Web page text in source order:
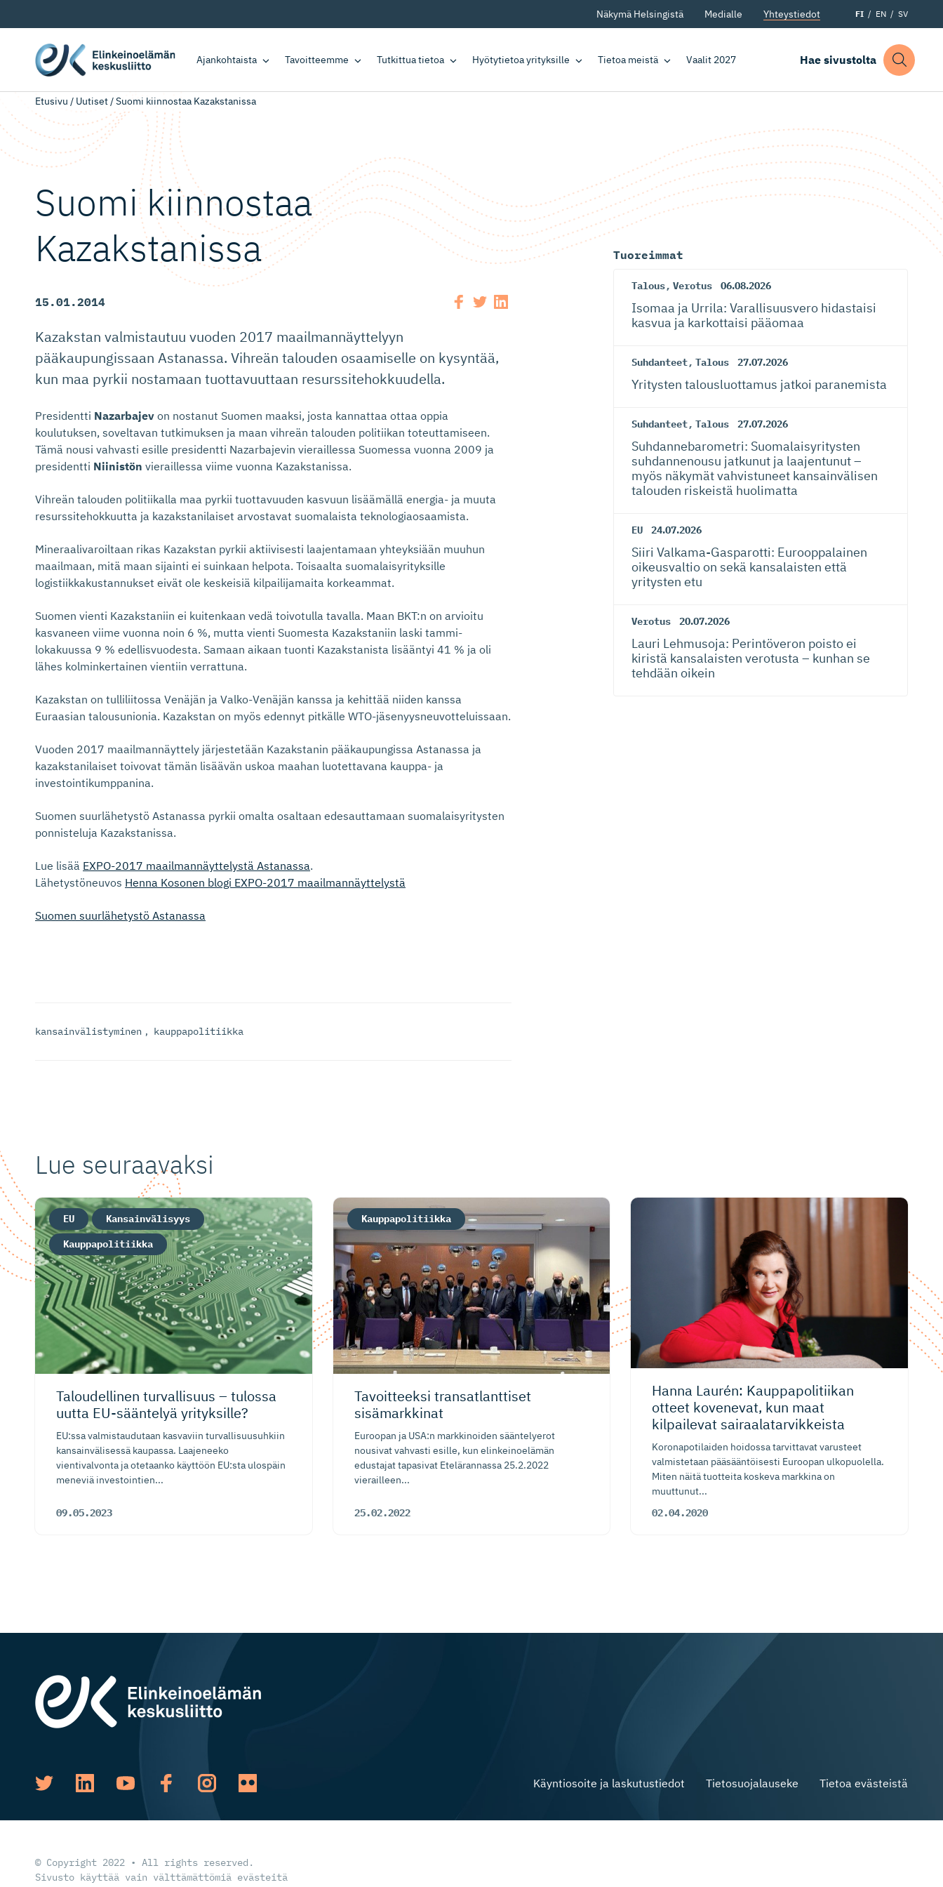
Näkymä Helsingistä Medialle Yhteystiedot FI EN SV
Ajankohtaista Tavoitteemme Tutkittua tietoa Hyötytietoa yrityksille Tietoa meistä Vaalit 2027 Hae sivustolta
Etusivu / Uutiset/Suomi kiinnostaa Kazakstanissa
Suomi kiinnostaa
Kazakstanissa
15.01.2014
Kazakstan valmistautuu vuoden 2017 maailmannäyttelyyn
pääkaupungissaan Astanassa. Vihreän talouden osaamiselle on kysyntää,
kun maa pyrkii nostamaan tuottavuuttaan resurssitehokkuudella.
Presidentti Nazarbajev on nostanut Suomen maaksi, josta kannattaa ottaa oppia
koulutuksen, soveltavan tutkimuksen ja maan vihreän talouden politiikan toteuttamiseen.
Tämä nousi vahvasti esille presidentti Nazarbajevin vieraillessa Suomessa vuonna 2009 ja
presidentti Niinistön vieraillessa viime vuonna Kazakstanissa.
Vihreän talouden politiikalla maa pyrkii tuottavuuden kasvuun lisäämällä energia- ja muuta
resurssitehokkuutta ja kazakstanilaiset arvostavat suomalaista teknologiaosaamista.
Mineraalivaroiltaan rikas Kazakstan pyrkii aktiivisesti laajentamaan yhteyksiään muuhun
maailmaan, mitä maan sijainti ei suinkaan helpota. Toisaalta suomalaisyrityksille
logistiikkakustannukset eivät ole keskeisiä kilpailijamaita korkeammat.
Suomen vienti Kazakstaniin ei kuitenkaan vedä toivotulla tavalla. Maan BKT:n on arvioitu
kasvaneen viime vuonna noin 6 %, mutta vienti Suomesta Kazakstaniin laski tammi-
lokakuussa 9 % edellisvuodesta. Samaan aikaan tuonti Kazakstanista lisääntyi 41 % ja oli
lähes kolminkertainen vientiin verrattuna.
Kazakstan on tulliliitossa Venäjän ja Valko-Venäjän kanssa ja kehittää niiden kanssa
Euraasian talousunionia. Kazakstan on myös edennyt pitkälle WTO-jäsenyysneuvotteluissaan.
Vuoden 2017 maailmannäyttely järjestetään Kazakstanin pääkaupungissa Astanassa ja
kazakstanilaiset toivovat tämän lisäävän uskoa maahan luotettavana kauppa- ja
investointikumppanina.
Suomen suurlähetystö Astanassa pyrkii omalta osaltaan edesauttamaan suomalaisyritysten
ponnisteluja Kazakstanissa.
Lue lisää EXPO-2017 maailmannäyttelystä Astanassa.
Lähetystöneuvos Henna Kosonen blogi EXPO-2017 maailmannäyttelystä
Suomen suurlähetystö Astanassa
kansainvälistyminen , kauppapolitiikka
Tuoreimmat
Talous, Verotus 06.08.2026
Isomaa ja Urrila: Varallisuusvero hidastaisi
kasvua ja karkottaisi pääomaa
Suhdanteet, Talous 27.07.2026
Yritysten talousluottamus jatkoi paranemista
Suhdanteet, Talous 27.07.2026
Suhdanneba­ro­metri: Suomalaisy­ri­tysten
suhdannenousu jatkunut ja laajentunut –
myös näkymät vahvistuneet kansainvälisen
talouden riskeistä huolimatta
EU 24.07.2026
Siiri Valkama-Gas­pa­rotti: Eurooppalainen
oikeusvaltio on sekä kansalaisten että
yritysten etu
Verotus 20.07.2026
Lauri Lehmusoja: Perintöveron poisto ei
kiristä kansalaisten verotusta – kunhan se
tehdään oikein
Lue seuraavaksi
Taloudellinen turvallisuus – tulossa
uutta EU-sääntelyä yrityksille?
EU:ssa valmistaudutaan kasvaviin turvallisuusuhkiin
kansainvälisessä kaupassa. Laajeneeko
vientivalvonta ja otetaanko käyttöön EU:sta ulospäin
meneviä investointien...
09.05.2023
EU
Kansainvälisyys
Kauppapolitiikka
Tavoitteeksi transatlanttiset
sisämarkkinat
Euroopan ja USA:n markkinoiden sääntelyerot
nousivat vahvasti esille, kun elinkeinoelämän
edustajat tapasivat Etelärannassa 25.2.2022
vierailleen...
25.02.2022
Kauppapolitiikka
Hanna Laurén: Kauppapoli­tiikan
otteet kovenevat, kun maat
kilpailevat sairaalatar­vikkeista
Koronapotilaiden hoidossa tarvittavat varusteet
valmistetaan pääsääntöisesti Euroopan ulkopuolella.
Miten näitä tuotteita koskeva markkina on
muuttunut...
02.04.2020
Käyntiosoite ja laskutustiedot Tietosuojalauseke Tietoa evästeistä
© Copyright 2022 • All rights reserved.
Sivusto käyttää vain välttämättömiä evästeitä